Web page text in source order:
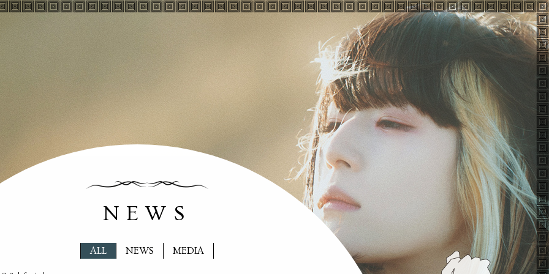
NEWS
ALL NEWS MEDIA